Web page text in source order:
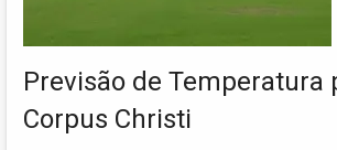
Previsão de Temperatura
Corpus Christi